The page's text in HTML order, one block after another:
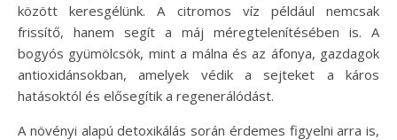
között keresgélünk. A citromos víz például nemcsak
frissítő, hanem segít a máj méregtelenítésében is. A
bogyós gyümölcsök, mint a málna és az áfonya, gazdagok
antioxidánsokban, amelyek védik a sejteket a káros
hatásoktól és elősegítik a regenerálódást.
A növényi alapú detoxikálás során érdemes figyelni arra is,